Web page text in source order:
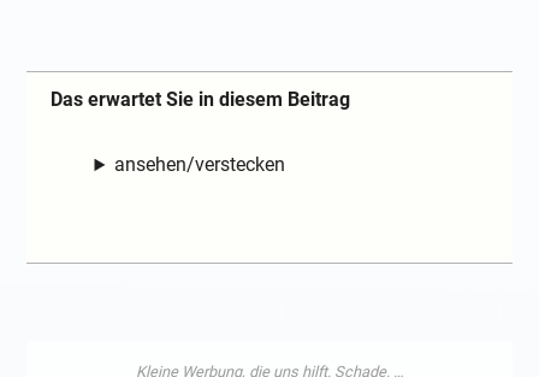
Das erwartet Sie in diesem Beitrag
ansehen/verstecken